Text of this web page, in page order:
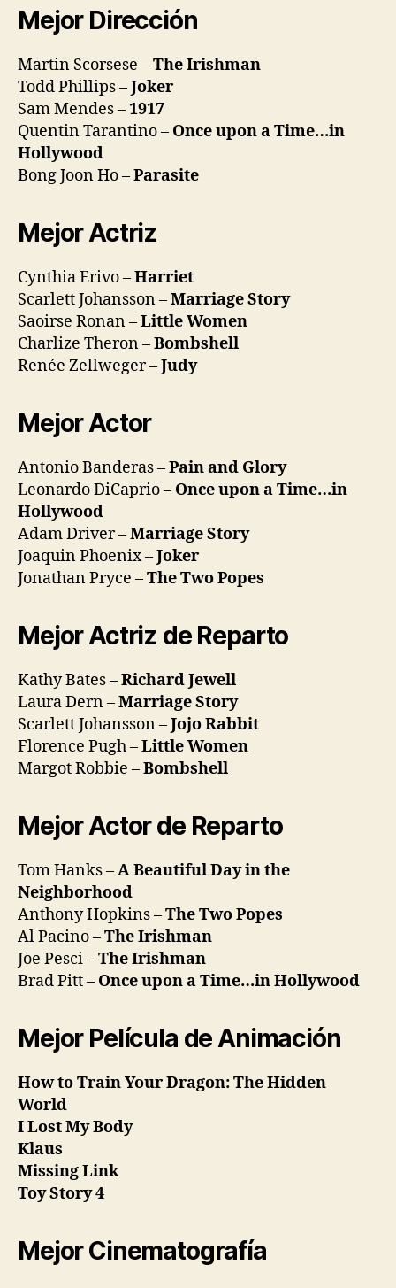
Mejor Dirección
Martin Scorsese –The Irishman
Todd Phillips –Joker
Sam Mendes –1917
Quentin Tarantino – Once upon a Time…in
Hollywood
Bong Joon Ho –Parasite
Mejor Actriz
Cynthia Erivo –Harriet
Scarlett Johansson –Marriage Story
Saoirse Ronan –Little Women
Charlize Theron –Bombshell
Renée Zellweger –Judy
Mejor Actor
Antonio Banderas –Pain and Glory
Leonardo DiCaprio – Once upon a Time…in
Hollywood
Adam Driver –Marriage Story
Joaquin Phoenix –Joker
Jonathan Pryce –The Two Popes
Mejor Actriz de Reparto
Kathy Bates –Richard Jewell
Laura Dern –Marriage Story
Scarlett Johansson –Jojo Rabbit
Florence Pugh –Little Women
Margot Robbie –Bombshell
Mejor Actor de Reparto
Tom Hanks –A Beautiful Day in the
Neighborhood
Anthony Hopkins –The Two Popes
Al Pacino –The Irishman
Joe Pesci –The Irishman
Brad Pitt – Once upon a Time…in Hollywood
Mejor Película de Animación
How to Train Your Dragon: The Hidden
World
I Lost My Body
Klaus
Missing Link
Toy Story 4
Mejor Cinematografía